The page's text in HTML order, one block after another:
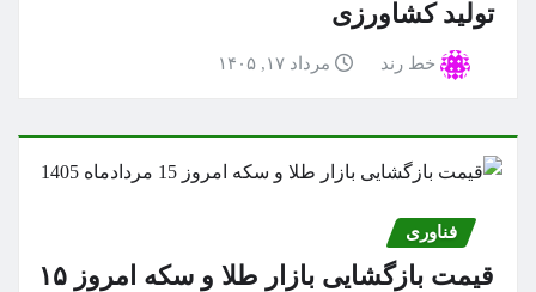
تولید کشاورزی
خط رند مرداد ۱۷, ۱۴۰۵
فناوری
قیمت بازگشایی بازار طلا و سکه امروز ۱۵